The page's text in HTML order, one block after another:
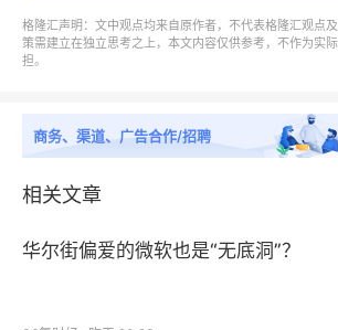
含量>99%
食品领域甘氨酸应用领域划分：
食物
饲料
格隆汇声明：文中观点均来自原作者，不代表格隆汇观点
策需建立在独立思考之上，本文内容仅供参考，不作为实
担。
商务、渠道、广告合作/招聘
相关文章
华尔街偏爱的微软也是“无底洞”？